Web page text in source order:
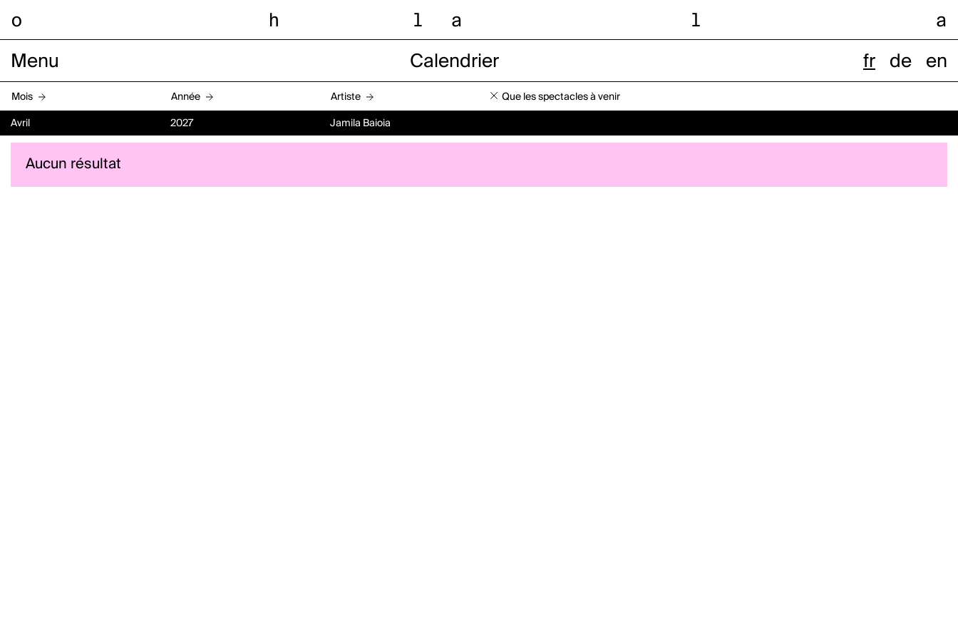
o h l a l a
Menu Calendrier fr de en
Mois Année Artiste Que les spectacles à venir
Avril 2027 Jamila Baioia
Aucun résultat